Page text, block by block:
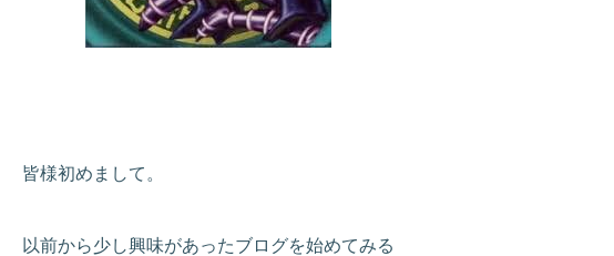
皆様初めまして。
以前から少し興味があったブログを始めてみる